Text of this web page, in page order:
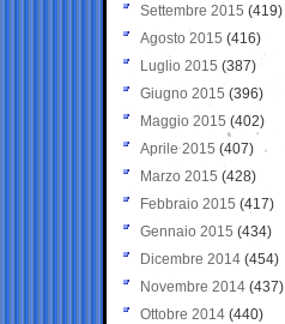
Settembre 2015 (419)
Agosto 2015 (416)
Luglio 2015 (387)
Giugno 2015 (396)
Maggio 2015 (402)
Aprile 2015 (407)
Marzo 2015 (428)
Febbraio 2015 (417)
Gennaio 2015 (434)
Dicembre 2014 (454)
Novembre 2014 (437)
Ottobre 2014 (440)